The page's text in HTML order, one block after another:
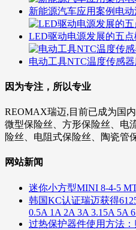
新能源汽车应用案例电
LED驱动电源发展的五
电动工具NTC温度传感
因为专注，所以专业
REOMAX瑞迈,目前已成为国
微型保险丝、方形保险丝、电
险丝、电阻式保险丝、陶瓷管
网站新闻
迷你小方型MINI 8-4-5
韩国KC认证瑞迈获得
0.5A 1A 2A 3A 3.15A 5A
过热保护器件使用方法